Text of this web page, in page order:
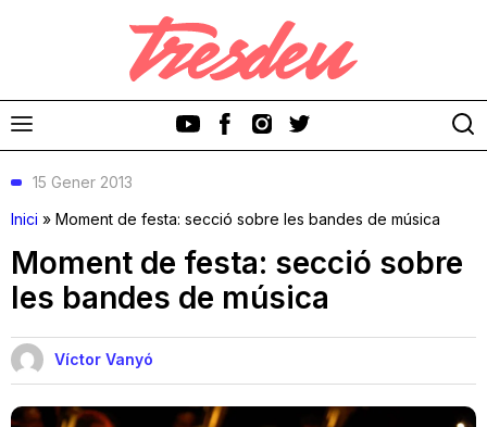
Discos
Cinema i Televisió
15 Gener 2013
Inici » Moment de festa: secció sobre les bandes de música
Moment de festa: secció sobre
les bandes de música
Víctor Vanyó